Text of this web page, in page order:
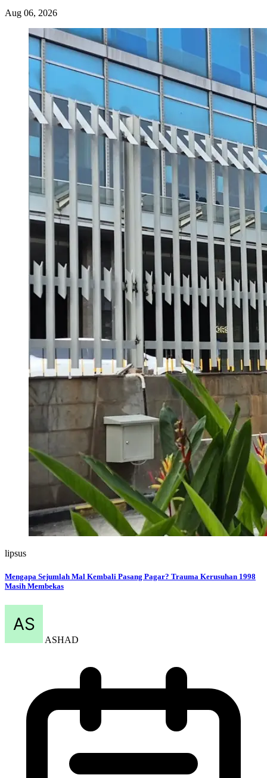
Aug 06, 2026
lipsus
Mengapa Sejumlah Mal Kembali Pasang Pagar? Trauma Kerusuhan 1998
Masih Membekas
ASHAD